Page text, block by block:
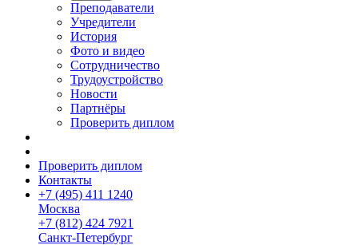
Преподаватели
Учредители
История
Фото и видео
Сотрудничество
Трудоустройство
Новости
Партнёры
Проверить диплом
Проверить диплом
Контакты
+7 (495) 411 1240
Москва
+7 (812) 424 7921
Санкт-Петербург